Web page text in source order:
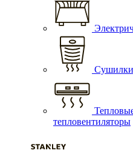
Сушилки
тепловентиляторы